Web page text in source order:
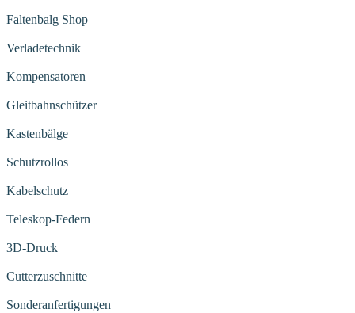
Faltenbalg Shop
Verladetechnik
Kompensatoren
Gleitbahnschützer
Kastenbälge
Schutzrollos
Kabelschutz
Teleskop-Federn
3D-Druck
Cutterzuschnitte
Sonderanfertigungen